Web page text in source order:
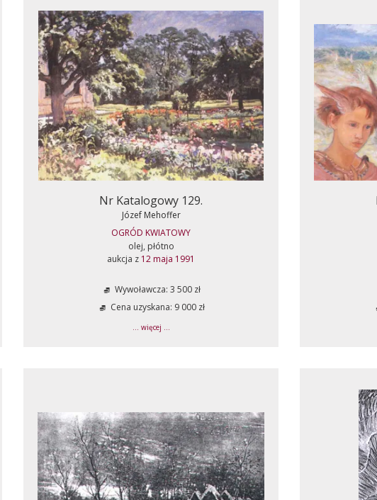
Nr Katalogowy 129.
Józef Mehoffer
OGRÓD KWIATOWY
olej, płótno
aukcja z 12 maja 1991
Wywoławcza: 3 500 zł
Cena uzyskana: 9 000 zł
... więcej ...